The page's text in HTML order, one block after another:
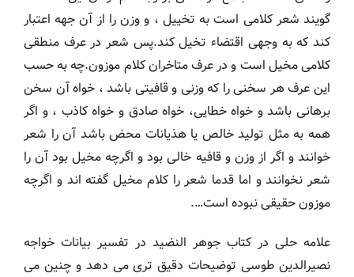
گویند شعر کلامی است به تخییل ، و وزن را از آن جهه اعتبار
کند که به وجهی اقتضاء تخیل کند.پس شعر در عرف منطقی
کلامی مخیل است و در عرف متاخران کلام موزون.چه به حسب
این عرف هر سخنی را که وزنی و قافیتی باشد ، خواه آن سخن
برهانی باشد و خواه خطایی، خواه صادق و خواه کاذب ، و اگر
همه به مثل تولید خالص یا هذیانات محض باشد آن را شعر
خوانند و اگر از وزن و قافیه خالی بود و اگرچه مخیل بود آن را
شعر نخوانند و اما قدما شعر را کلام مخیل گفته اند و اگرچه
موزون حقیقی نبوده است….
علامه حلی در کتاب جوهر النضید در تفسیر بیانات خواجه
نصیرالدین طوسی توضیحات دقیق تری می دهد و چنین می